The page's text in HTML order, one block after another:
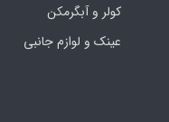
کولر و آبگرمکن
عینک و لوازم جانبی